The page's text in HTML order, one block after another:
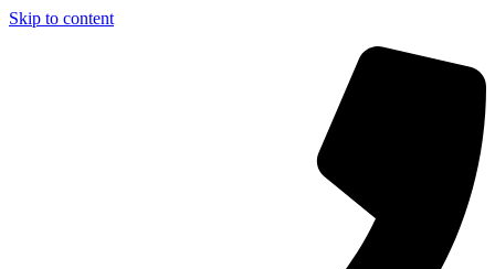
Skip to content